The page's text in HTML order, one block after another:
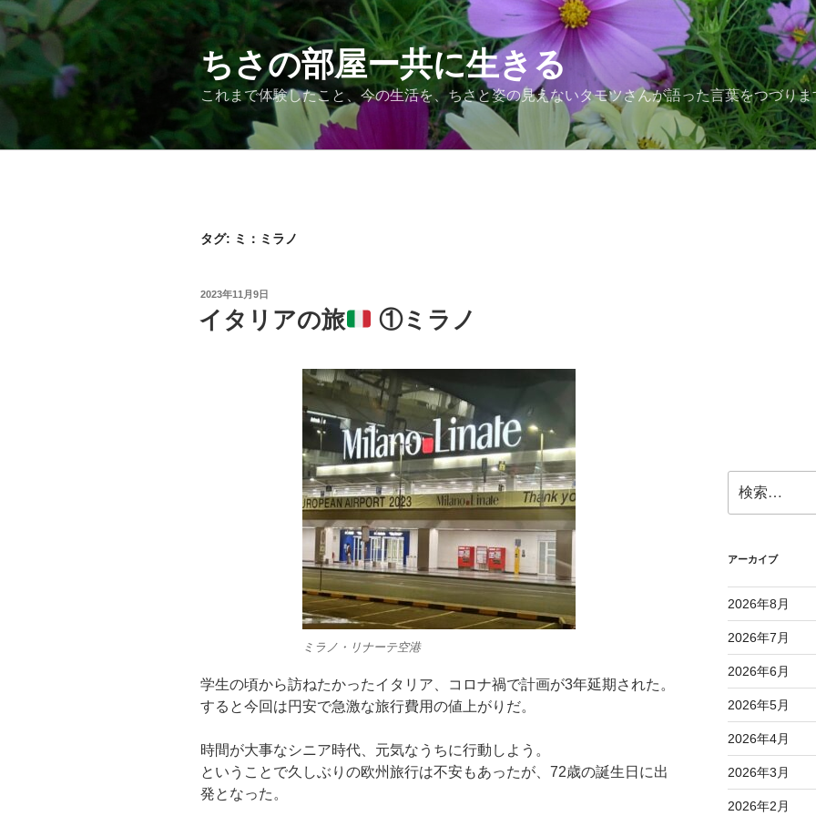
コ
ン
テ
ツ
ちさの部屋ー共に生きる
これまで体験したこと、今の生活を、ちさと姿の見えないタモツさんが語った言葉をつづりま
タグ: ミ：ミラノ
投
日:
2023年11月9日
イタリアの旅 ①ミラノ
ミラノ・リナーテ空港
学生の頃から訪ねたかったイタリア、コロナ禍で計画が3年延期された。
すると今回は円安で急激な旅行費用の値上がりだ。
時間が大事なシニア時代、元気なうちに行動しよう。
ということで久しぶりの欧州旅行は不安もあったが、72歳の誕生日に出
発となった。
索:
アーカイブ
2026年8月
2026年7月
2026年6月
2026年5月
2026年4月
2026年3月
2026年2月